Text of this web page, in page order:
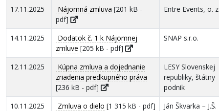
17.11.2025
Nájomná zmluva [201 kB -
pdf]
Entre Events, o.
14.11.2025
Dodatok č. 1 k Nájomnej
zmluve [205 kB - pdf]
SNAP s.r.o.
12.11.2025
Kúpna zmluva a dojednanie
zriadenia predkupného práva
[236 kB - pdf]
LESY Slovenskej
republiky, štátny
podnik
10.11.2025
Zmluva o dielo [1 315 kB - pdf] Ján Škvarka – J.Š.